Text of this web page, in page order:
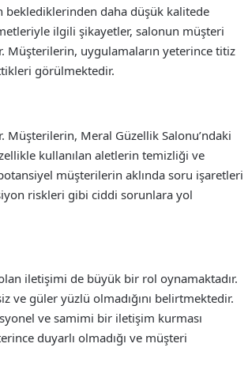
beklediklerinden daha düşük kalitede
ilgili şikayetler, salonun müşteri
Müşterilerin, uygulamaların yeterince titiz
görülmektedir.
Meral Güzellik Salonu’ndaki
kullanılan aletlerin temizliği ve
müşterilerin aklında soru işaretleri
riskleri gibi ciddi sorunlara yol
iletişimi de büyük bir rol oynamaktadır.
ve güler yüzlü olmadığını belirtmektedir.
ve samimi bir iletişim kurması
duyarlı olmadığı ve müşteri